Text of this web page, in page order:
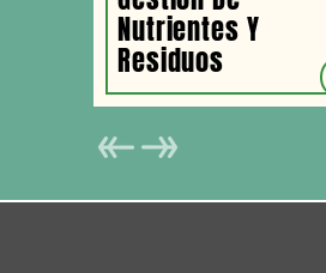
Nutrientes Y
Residuos